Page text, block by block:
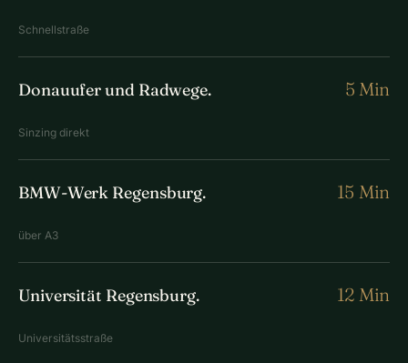
Schnellstraße
Donauufer und Radwege.
Sinzing direkt
5 Min
BMW-Werk Regensburg.
über A3
15 Min
Universität Regensburg.
Universitätsstraße
12 Min